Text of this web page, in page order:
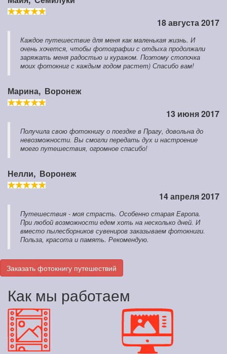
18 августа 2017
Каждое путешествие для меня как маленькая жизнь. И
очень хочется, чтобы фотографии с отдыха продолжали
заряжать меня радостью и куражом. Поэтому стопочка
моих фотокниг с каждым годом растет) Спасибо вам!
Марина, Воронеж
13 июня 2017
Получила свою фотокнигу о поездке в Прагу, довольна до
невозможности. Вы смогли передать дух и настроение
моего путешествия, огромное спасибо!
Нелли, Воронеж
14 апреля 2017
Путешествия - моя страсть. Особенно старая Европа.
При любой возможности едем хоть на несколько дней. И
вместо пылесборников сувениров заказываем фотокниги.
Польза, красота и память. Рекомендую.
Заказать фотокнигу путешествий
Как мы работаем